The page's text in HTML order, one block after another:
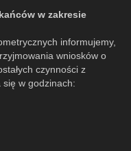
w zakresie
informujemy,
wniosków o
czynności z
w godzinach: